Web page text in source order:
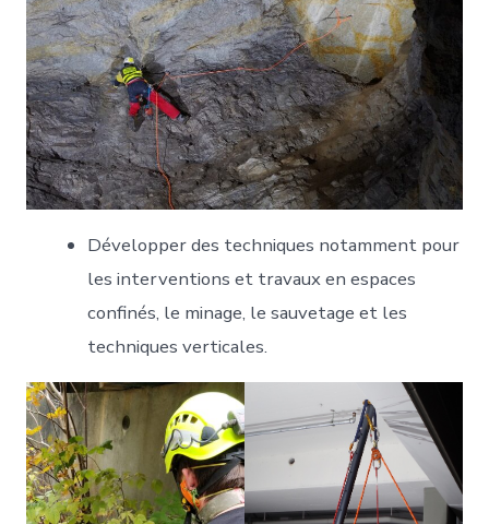
Développer des techniques notamment pour
les interventions et travaux en espaces
confinés, le minage, le sauvetage et les
techniques verticales.